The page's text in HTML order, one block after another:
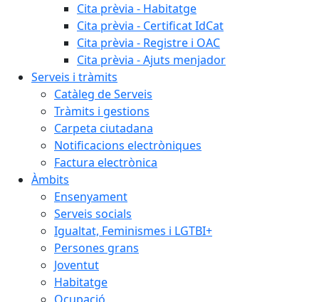
Cita prèvia - Habitatge
Cita prèvia - Certificat IdCat
Cita prèvia - Registre i OAC
Cita prèvia - Ajuts menjador
Serveis i tràmits
Catàleg de Serveis
Tràmits i gestions
Carpeta ciutadana
Notificacions electròniques
Factura electrònica
Àmbits
Ensenyament
Serveis socials
Igualtat, Feminismes i LGTBI+
Persones grans
Joventut
Habitatge